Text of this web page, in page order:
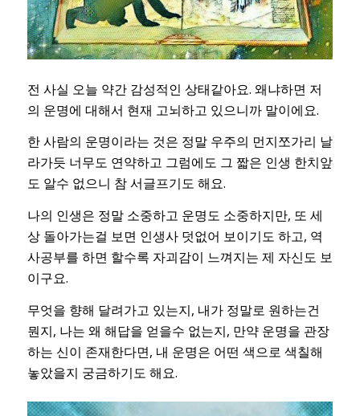
전 사실 오늘 약간 감성적인 상태같아요. 왜냐하면 저
의 운명에 대해서 현재 고뇌하고 있으니까 말이에요.
한 사람의 운명이라는 것은 정말 우주의 먼지쪼가리 날
라가듯 너무도 연약하고 그럼에도 그 짧은 인생 한치앞
도 알수 없으니 참 서글프기도 해요.
나의 인생은 정말 소중하고 운명도 소중하지만, 또 세
상 돌아가는걸 보면 인생사 덧없어 보이기도 하고, 역
사공부를 하면 할수록 자괴감이 느껴지는 제 자신도 보
이구요.
무엇을 향해 달려가고 있는지, 내가 정말로 원하는건
뭔지, 나는 왜 해답을 얻을수 없는지, 만약 운명을 관장
하는 신이 존재한다면, 내 운명은 어떤 색으로 색칠해
놓았을지 궁금하기도 해요.